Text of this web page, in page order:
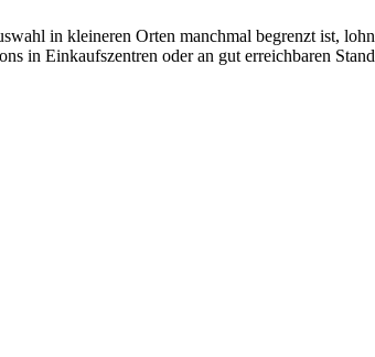
in kleineren Orten manchmal begrenzt ist,
in Einkaufszentren oder an gut erreichbaren